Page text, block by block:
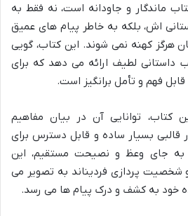
ماندگار و جاودانه است، نه فقط به
اش، بلکه به خاطر پیام های عمیق
هرگز کهنه نمی شوند. این کتاب، گویی
داستانی لطیف ارائه می دهد که برای
فهم و تأمل برانگیز است.
کتاب، توانایی آن در بیان مفاهیم
قالبی بسیار ساده و قابل دسترس برای
به جای وعظ و نصیحت مستقیم، این
شخصیت پردازی فردیناند به تصویر می
خود به کشف و درک پیام ها می رسد.